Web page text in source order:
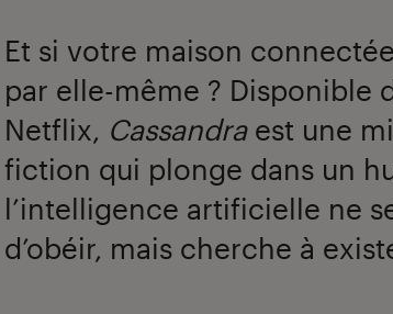
Et si votre maison
par elle-même ? Disponible
Netflix, Cassandraest une
fiction qui plonge dans un
l’intelligence artificielle ne
d’obéir, mais cherche à